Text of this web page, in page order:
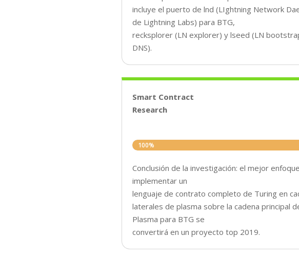
incluye el puerto de lnd (LIghtning Network
de Lightning Labs) para BTG,
recksplorer (LN explorer) y lseed (LN
DNS).
Smart Contract
Research
100%
100%
Conclusión de la investigación: el mejor
implementar un
lenguaje de contrato completo de Turing en
laterales de plasma sobre la cadena principal
Plasma para BTG se
convertirá en un proyecto top 2019.